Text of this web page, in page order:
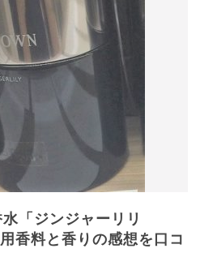
「ジンジャーリリ
香料と香りの感想を口コ